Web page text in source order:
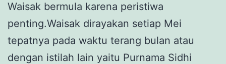
Waisak bermula karena peristiwa
penting.Waisak dirayakan setiap Mei
tepatnya pada waktu terang bulan atau
dengan istilah lain yaitu Purnama Sidhi